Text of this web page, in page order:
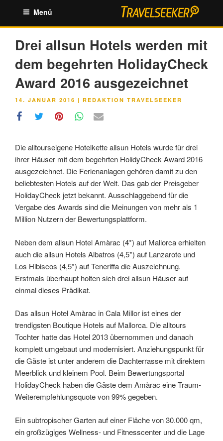
springen
Menü
Drei allsun Hotels werden mit
dem begehrten HolidayCheck
Award 2016 ausgezeichnet
VERÖFFENTLICHT
14. JANUAR 2016 | REDAKTION TRAVELSEEKER
Die alltourseigene Hotelkette allsun Hotels wurde für drei
ihrer Häuser mit dem begehrten HolidyCheck Award 2016
ausgezeichnet. Die Ferienanlagen gehören damit zu den
beliebtesten Hotels auf der Welt. Das gab der Preisgeber
HolidayCheck jetzt bekannt. Ausschlaggebend für die
Vergabe des Awards sind die Meinungen von mehr als 1
Million Nutzern der Bewertungsplattform.
Neben dem allsun Hotel Amàrac (4*) auf Mallorca erhielten
auch die allsun Hotels Albatros (4,5*) auf Lanzarote und
Los Hibiscos (4,5*) auf Teneriffa die Auszeichnung.
Erstmals überhaupt holten sich drei allsun Häuser auf
einmal dieses Prädikat.
Das allsun Hotel Amàrac in Cala Millor ist eines der
trendigsten Boutique Hotels auf Mallorca. Die alltours
Tochter hatte das Hotel 2013 übernommen und danach
komplett umgebaut und modernisiert. Anziehungspunkt für
die Gäste ist unter anderem die Dachterrasse mit direktem
Meerblick und kleinem Pool. Beim Bewertungsportal
HolidayCheck haben die Gäste dem Amàrac eine Traum-
Weiterempfehlungsquote von 99% gegeben.
Ein subtropischer Garten auf einer Fläche von 30.000 qm,
ein großzügiges Wellness- und Fitnesscenter und die Lage